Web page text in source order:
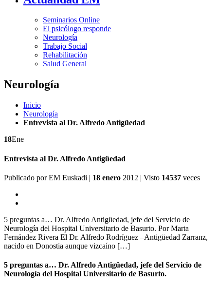
Seminarios Online
El psicólogo responde
Neurología
Trabajo Social
Rehabilitación
Salud General
Neurología
Inicio
Neurología
Entrevista al Dr. Alfredo Antigüedad
18Ene
Entrevista al Dr. Alfredo Antigüedad
Publicado porEM Euskadi | 18 enero 2012 | Visto 14537 veces
5 preguntas a… Dr. Alfredo Antigüedad, jefe del Servicio de
Neurología del Hospital Universitario de Basurto. Por Marta
Fernández Rivera El Dr. Alfredo Rodríguez –Antigüedad Zarranz,
nacido en Donostia aunque vizcaíno […]
5 preguntas a… Dr. Alfredo Antigüedad, jefe del Servicio de
Neurología del Hospital Universitario de Basurto.